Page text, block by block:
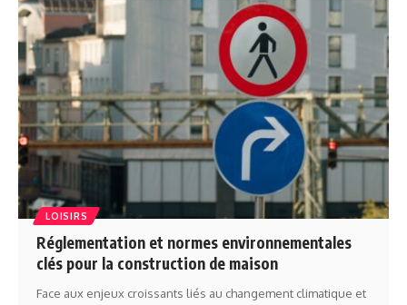
LOISIRS
Réglementation et normes environnementales
clés pour la construction de maison
Face aux enjeux croissants liés au changement climatique et